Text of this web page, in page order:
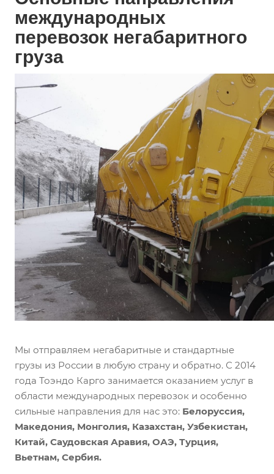
международных
перевозок негабаритного
груза
Мы отправляем негабаритные и стандартные
грузы из России в любую страну и обратно. С 2014
года Тоэндо Карго занимается оказанием услуг в
области международных перевозок и особенно
сильные направления для нас это: Белоруссия,
Македония, Монголия, Казахстан, Узбекистан,
Китай, Саудовская Аравия, ОАЭ, Турция,
Вьетнам, Сербия.